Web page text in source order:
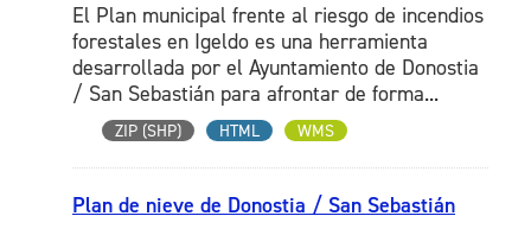
El Plan municipal frente al riesgo de incendios
forestales en Igeldo es una herramienta
desarrollada por el Ayuntamiento de Donostia
/ San Sebastián para afrontar de forma...
ZIP (SHP) HTML WMS
Plan de nieve de Donostia / San Sebastián